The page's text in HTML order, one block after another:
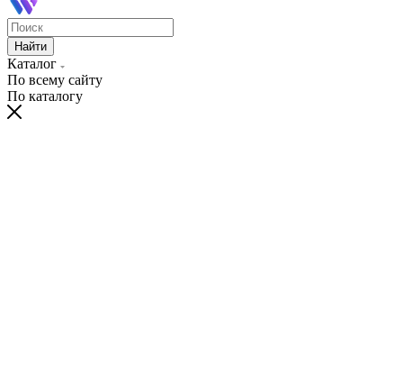
Найти
Каталог
По всему сайту
По каталогу